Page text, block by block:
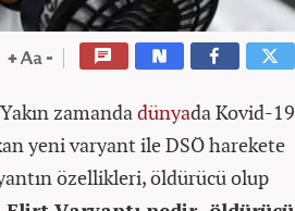
Yakın zamandadünyada Kovid-19
yeni varyant ile DSÖ harekete
özellikleri, öldürücü olup